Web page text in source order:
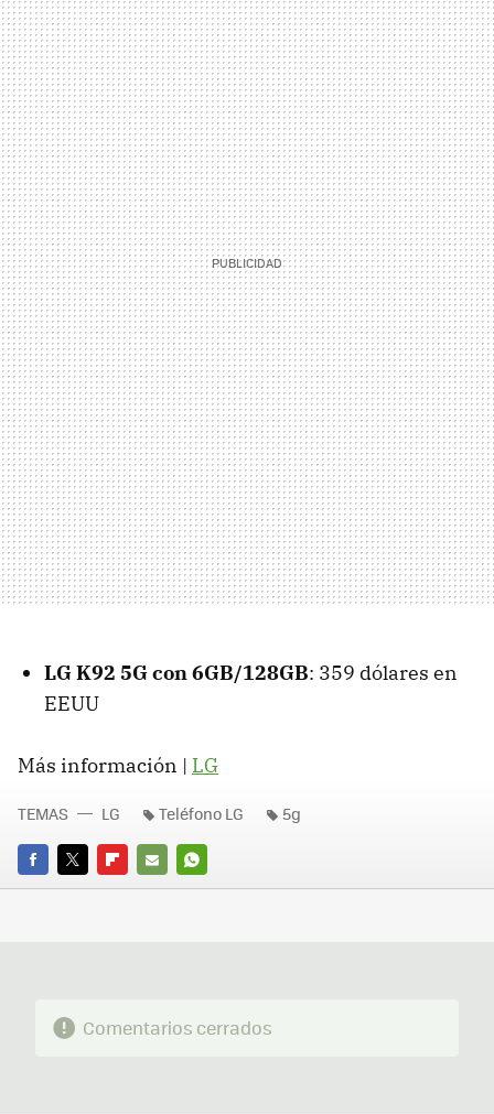
LG K92 5G con 6GB/128GB: 359 dólares en
EEUU
Más información | LG
FACEBOOK
TWITTERFLIPBOARD
E-
WHATSAPP
TEMAS LG Teléfono LG 5g
Comentarios cerrados